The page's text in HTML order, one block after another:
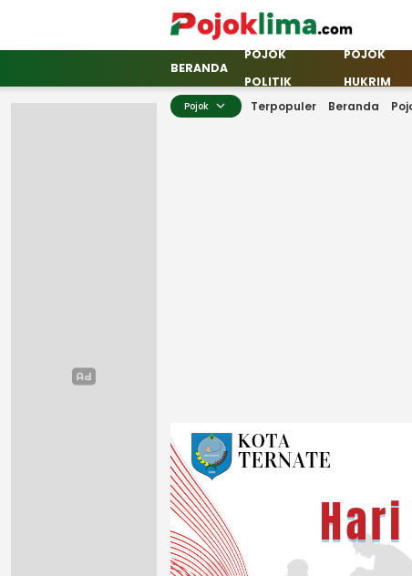
pojoklima.com
Mojokin
BERANDA
POJOK
POLITIK
POJOK
HUKRIM
Pojok Terpopuler Beranda